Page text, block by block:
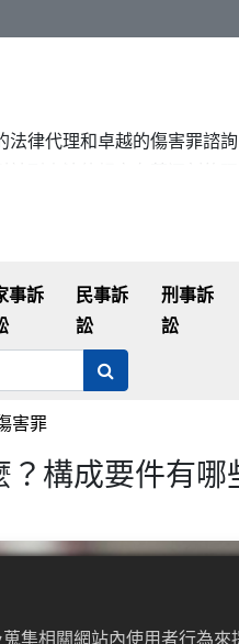
法律代理和卓越的傷害罪諮
於刑事法律規定有著深刻的
件、代理告訴、代理辯護、
事訴
民事訴
訟
刑事訴
訟
害罪
構成要件有哪
集相關網站內使用者行為